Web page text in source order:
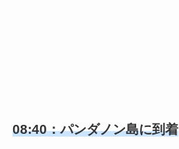
08:40：パンダノン島に到着